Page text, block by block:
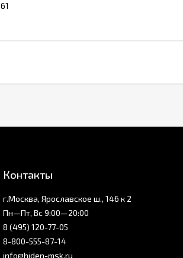
61
Контакты
г.Москва, Ярославское ш., 146 к 2
Пн—Пт, Вс 9:00—20:00
8 (495) 120-77-05
8-800-555-87-14
info@hiden-msk.ru